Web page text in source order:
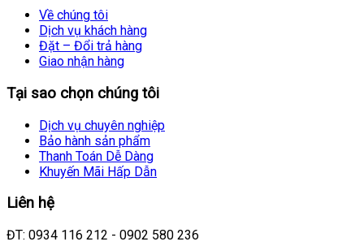
Về chúng tôi
Dịch vụ khách hàng
Đặt – Đổi trả hàng
Giao nhận hàng
Tại sao chọn chúng tôi
Dịch vụ chuyên nghiệp
Bảo hành sản phẩm
Thanh Toán Dễ Dàng
Khuyến Mãi Hấp Dẫn
Liên hệ
ĐT: 0934 116 212 - 0902 580 236